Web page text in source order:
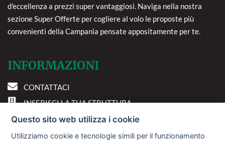
d'eccellenza a prezzi super vantaggiosi. Naviga nella nostra
sezione Super Offerte per cogliere al volo le proposte più
convenienti della Campania pensate appositamente per te.
INFORMAZIONI
CONTATTACI
INSERISCI LA TUA STRUTTURA
PREFERENZE COOKIE
Questo sito web utilizza i cookie
Utilizziamo cookie e tecnologie simili per il funzionamento